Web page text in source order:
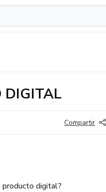
DIGITAL
Compartir
producto digital?